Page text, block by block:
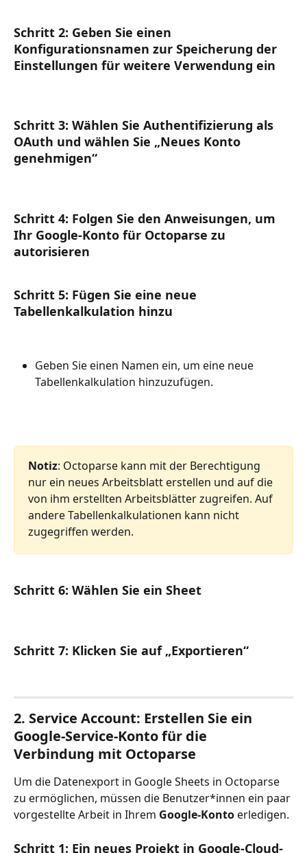
Schritt 2: Geben Sie einen
Konfigurationsnamen zur Speicherung der
Einstellungen für weitere Verwendung ein
Schritt 3: Wählen Sie Authentifizierung als
OAuth und wählen Sie „Neues Konto
genehmigen“
Schritt 4: Folgen Sie den Anweisungen, um
Ihr Google-Konto für Octoparse zu
autorisieren
Schritt 5: Fügen Sie eine neue
Tabellenkalkulation hinzu
Geben Sie einen Namen ein, um eine neue
Tabellenkalkulation hinzuzufügen.
Notiz: Octoparse kann mit der Berechtigung
nur ein neues Arbeitsblatt erstellen und auf die
von ihm erstellten Arbeitsblätter zugreifen. Auf
andere Tabellenkalkulationen kann nicht
zugegriffen werden.
Schritt 6: Wählen Sie ein Sheet
Schritt 7: Klicken Sie auf „Exportieren“
2. Service Account: Erstellen Sie ein
Google-Service-Konto für die
Verbindung mit Octoparse
Um die Datenexport in Google Sheets in Octoparse
zu ermöglichen, müssen die Benutzer*innen ein paar
vorgestellte Arbeit in Ihrem Google-Konto erledigen.
Schritt 1: Ein neues Projekt in Google-Cloud-